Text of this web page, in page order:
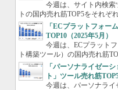
今週は、サイト内検索
トの国内売れ筋TOP5をそれぞ
「ECプラットフォー
TOP10（2025年5月）
今週は、ECプラット
ト構築ツール）の国内売れ筋
「パーソナライゼー
ト」ツール売れ筋
今週は、パーソナラ